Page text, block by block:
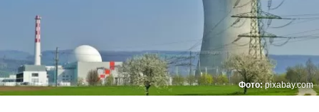
Фото:pixabay.com